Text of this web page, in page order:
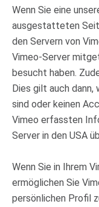
Wenn Sie eine
ausgestatteten
den Servern von
Vimeo-Server
besucht haben.
Dies gilt auch
sind oder keinen
Vimeo erfassten
Server in den USA
Wenn Sie in Ihrem
ermöglichen Sie
persönlichen Profil